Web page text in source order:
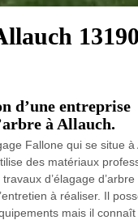
13190
d’une entreprise
à Allauch.
Fallone qui se situe à
des matériaux
d’élagage d’arbre
à réaliser. Il
mais il connaît